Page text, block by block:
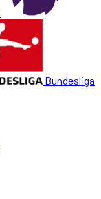
Bundesliga